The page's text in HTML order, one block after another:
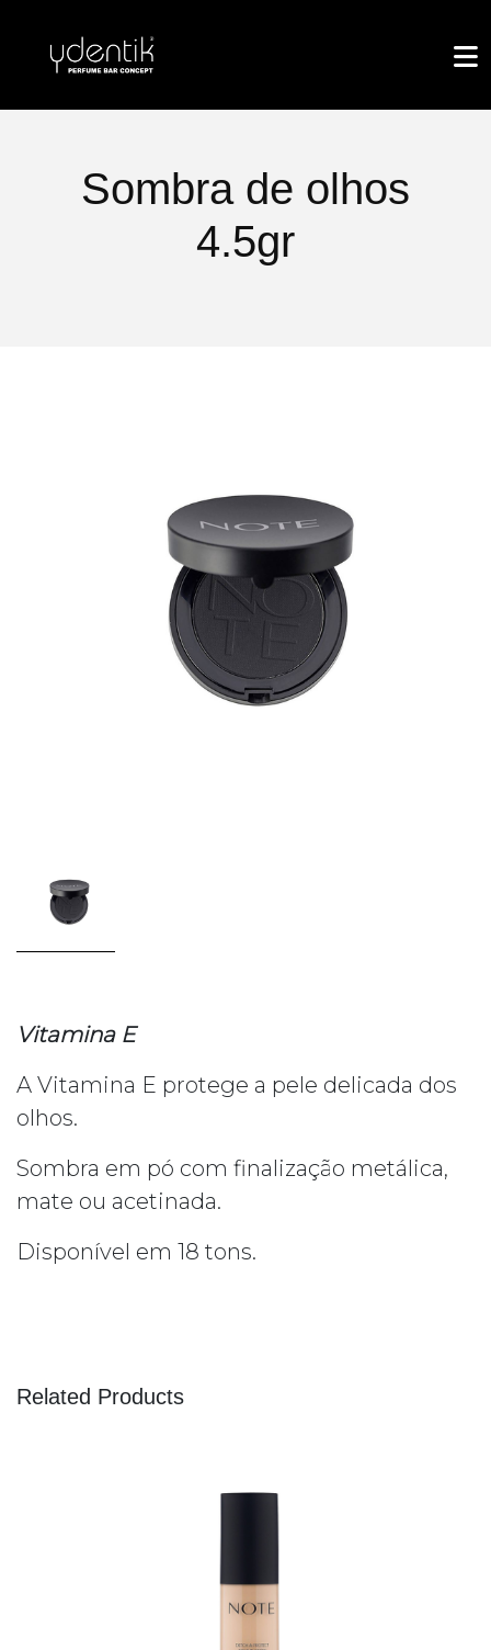
Sombra de olhos
4.5gr
Vitamina E
A Vitamina E protege a pele delicada dos
olhos.
Sombra em pó com finalização metálica,
mate ou acetinada.
Disponível em 18 tons.
Related Products